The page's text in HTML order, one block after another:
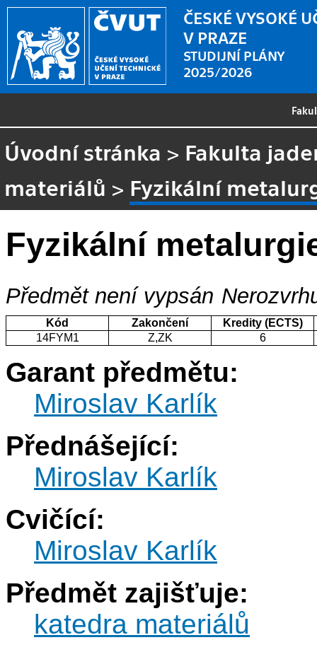
ČESKÉ VYSOKÉ
V PRAZE
STUDIJNÍ PLÁNY
2025/2026
Úvodní stránka > Fakulta
materiálů > Fyzikální
Fyzikální
Předmět není vypsán
Kód Zakončení
Kredity (ECTS)
14FYM1
Z,ZK 6
Garant předmětu:
Miroslav Karlík
Přednášející:
Miroslav Karlík
Cvičící:
Miroslav Karlík
Předmět zajišťuje:
katedra materiálů